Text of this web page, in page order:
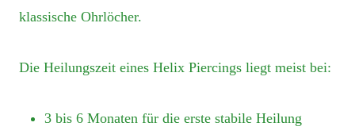
klassische Ohrlöcher.
Die Heilungszeit eines Helix Piercings liegt meist bei:
3 bis 6 Monaten für die erste stabile Heilung